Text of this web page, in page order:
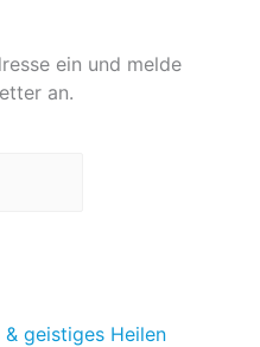
ein und melde
an.
geistiges Heilen